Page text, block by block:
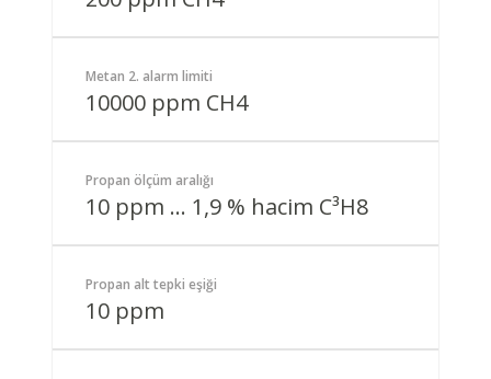
Metan 2. alarm limiti
10000 ppm CH4
Propan ölçüm aralığı
10 ppm … 1,9 % hacim C³H8
Propan alt tepki eşiği
10 ppm